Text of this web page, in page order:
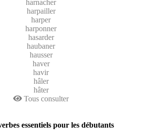
harnacher
harpailler
harper
harponner
hasarder
haubaner
hausser
haver
havir
hâler
hâter
Tous consulter
essentiels pour les débutants